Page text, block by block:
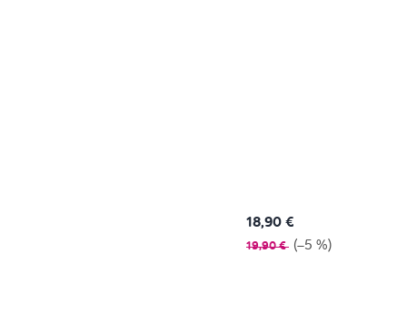
18,90 €
19,90 € (–5 %)